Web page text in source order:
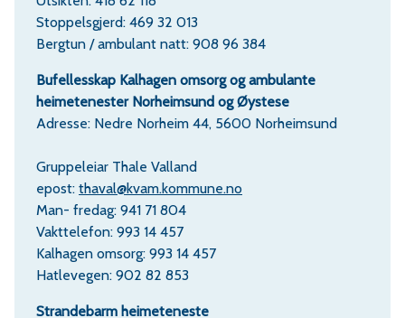
Stoppelsgjerd: 469 32 013
Bergtun / ambulant natt: 908 96 384
Bufellesskap Kalhagen omsorg og ambulante
heimetenester Norheimsund og Øystese
Adresse: Nedre Norheim 44, 5600 Norheimsund
Gruppeleiar Thale Valland
epost: thaval@kvam.kommune.no
Man- fredag: 941 71 804
Vakttelefon: 993 14 457
Kalhagen omsorg: 993 14 457
Hatlevegen: 902 82 853
Strandebarm heimeteneste